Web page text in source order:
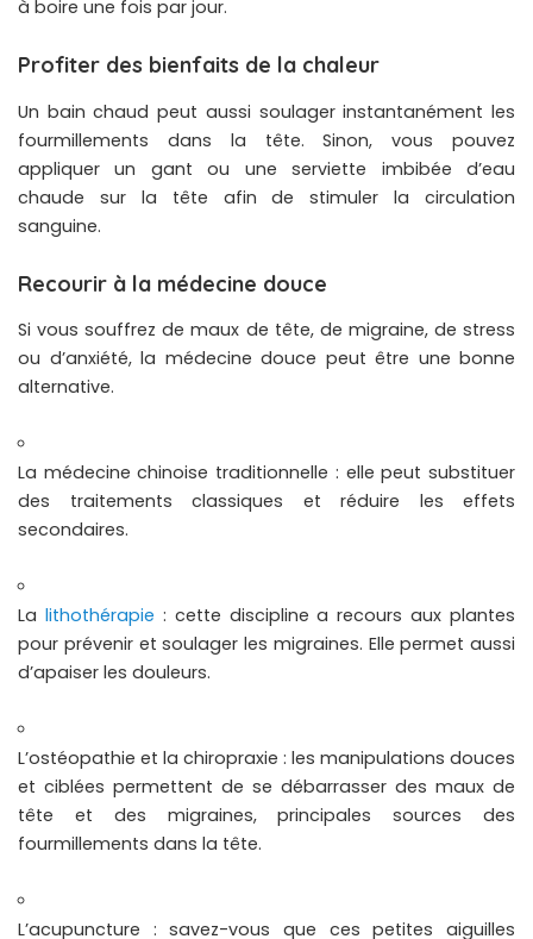
à boire une fois par jour.
Profiter des bienfaits de la chaleur
Un bain chaud peut aussi soulager instantanément les
fourmillements dans la tête. Sinon, vous pouvez
appliquer un gant ou une serviette imbibée d’eau
chaude sur la tête afin de stimuler la circulation
sanguine.
Recourir à la médecine douce
Si vous souffrez de maux de tête, de migraine, de stress
ou d’anxiété, la médecine douce peut être une bonne
alternative.
La médecine chinoise traditionnelle : elle peut substituer
des traitements classiques et réduire les effets
secondaires.
La lithothérapie : cette discipline a recours aux plantes
pour prévenir et soulager les migraines. Elle permet aussi
d’apaiser les douleurs.
L’ostéopathie et la chiropraxie : les manipulations douces
et ciblées permettent de se débarrasser des maux de
tête et des migraines, principales sources des
fourmillements dans la tête.
L’acupuncture : savez-vous que ces petites aiguilles